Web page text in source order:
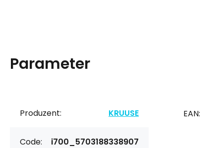
Parameter
Produzent: KRUUSE
Code: i700_5703188338907
EAN: